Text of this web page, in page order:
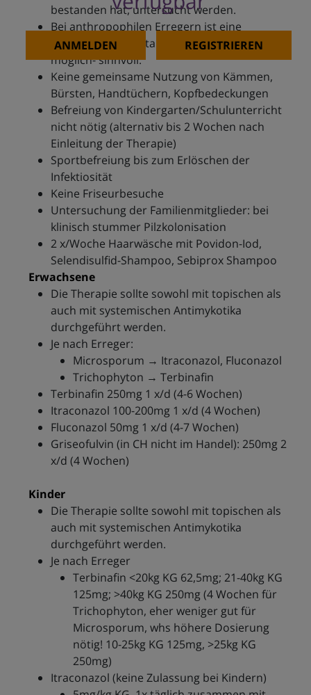
ANMELDEN REGISTRIEREN
bestanden hat, untersucht werden.
Bei anthropophilen Erregern ist eine
Kontrolle von Kontaktpersonen- so gut als
möglich- sinnvoll.
Keine gemeinsame Nutzung von Kämmen,
Bürsten, Handtüchern, Kopfbedeckungen
Befreiung von Kindergarten/Schulunterricht
nicht nötig (alternativ bis 2 Wochen nach
Einleitung der Therapie)
Sportbefreiung bis zum Erlöschen der
Infektiosität
Keine Friseurbesuche
Untersuchung der Familienmitglieder: bei
klinisch stummer Pilzkolonisation
2 x/Woche Haarwäsche mit Povidon-Iod,
Selendisulfid-Shampoo, Sebiprox Shampoo
Erwachsene
Die Therapie sollte sowohl mit topischen als
auch mit systemischen Antimykotika
durchgeführt werden.
Je nach Erreger:
Microsporum → Itraconazol, Fluconazol
Trichophyton → Terbinafin
Terbinafin 250mg 1 x/d (4-6 Wochen)
Itraconazol 100-200mg 1 x/d (4 Wochen)
Fluconazol 50mg 1 x/d (4-7 Wochen)
Griseofulvin (in CH nicht im Handel): 250mg 2
x/d (4 Wochen)
Kinder
Die Therapie sollte sowohl mit topischen als
auch mit systemischen Antimykotika
durchgeführt werden.
Je nach Erreger
Terbinafin <20kg KG 62,5mg; 21-40kg KG
125mg; >40kg KG 250mg (4 Wochen für
Trichophyton, eher weniger gut für
Microsporum, whs höhere Dosierung
nötig! 10-25kg KG 125mg, >25kg KG
250mg)
Itraconazol (keine Zulassung bei Kindern)